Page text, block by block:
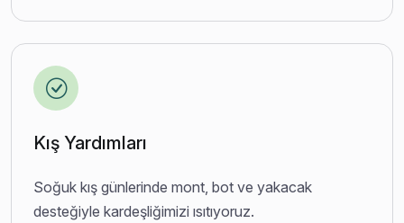
Kış Yardımları
Soğuk kış günlerinde mont, bot ve yakacak
desteğiyle kardeşliğimizi ısıtıyoruz.